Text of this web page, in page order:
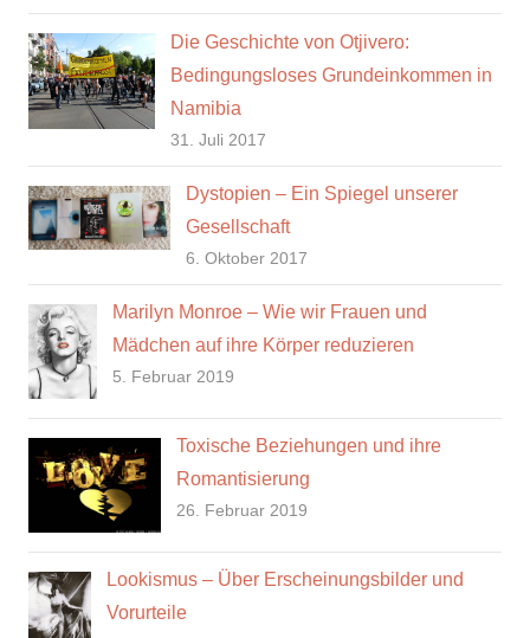
Die Geschichte von Otjivero:
Bedingungsloses Grundeinkommen in
Namibia
31. Juli 2017
Dystopien – Ein Spiegel unserer
Gesellschaft
6. Oktober 2017
Marilyn Monroe – Wie wir Frauen und
Mädchen auf ihre Körper reduzieren
5. Februar 2019
Toxische Beziehungen und ihre
Romantisierung
26. Februar 2019
Lookismus – Über Erscheinungsbilder und
Vorurteile